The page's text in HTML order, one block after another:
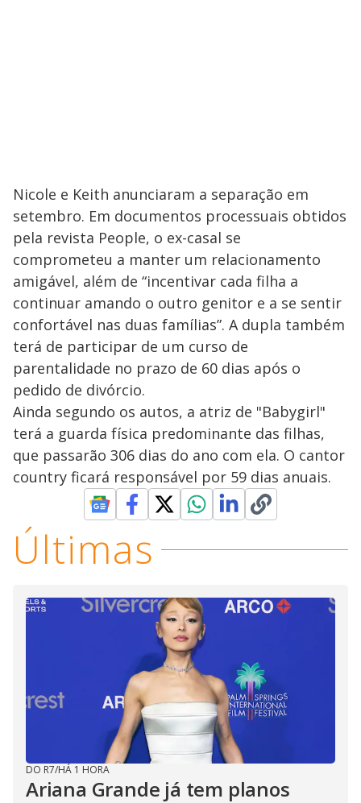
Nicole e Keith anunciaram a separação em
setembro. Em documentos processuais obtidos
pela revista People, o ex-casal se
comprometeu a manter um relacionamento
amigável, além de “incentivar cada filha a
continuar amando o outro genitor e a se sentir
confortável nas duas famílias”. A dupla também
terá de participar de um curso de
parentalidade no prazo de 60 dias após o
pedido de divórcio.
Ainda segundo os autos, a atriz de "Babygirl"
terá a guarda física predominante das filhas,
que passarão 306 dias do ano com ela. O cantor
country ficará responsável por 59 dias anuais.
Últimas
DO R7/HÁ 1 HORA
Ariana Grande já tem planos